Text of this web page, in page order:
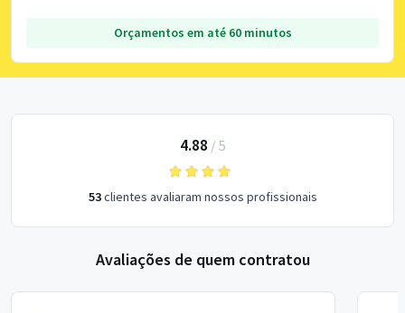
Orçamentos em até 60 minutos
4.88 / 5
53clientes avaliaram nossos profissionais
Avaliações de quem contratou